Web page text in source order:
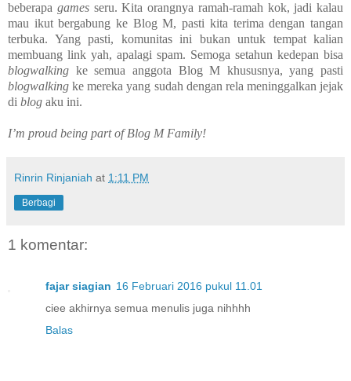
beberapa gamesseru. Kita orangnya ramah-ramah kok, jadi kalau
mau ikut bergabung ke Blog M, pasti kita terima dengan tangan
terbuka. Yang pasti, komunitas ini bukan untuk tempat kalian
membuang link yah, apalagi spam. Semoga setahun kedepan bisa
blogwalking ke semua anggota Blog M khususnya, yang pasti
blogwalking ke mereka yang sudah dengan rela meninggalkan jejak
di blog aku ini.
I’m proud being part of Blog M Family!
Rinrin Rinjaniah at 1:11 PM
Berbagi
1 komentar:
fajar siagian 16 Februari 2016 pukul 11.01
ciee akhirnya semua menulis juga nihhhh
Balas